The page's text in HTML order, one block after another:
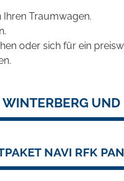
Ihren Traumwagen.
oder sich für ein
NAVI RFK